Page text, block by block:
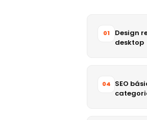
01
Design
desktop
04
SEO